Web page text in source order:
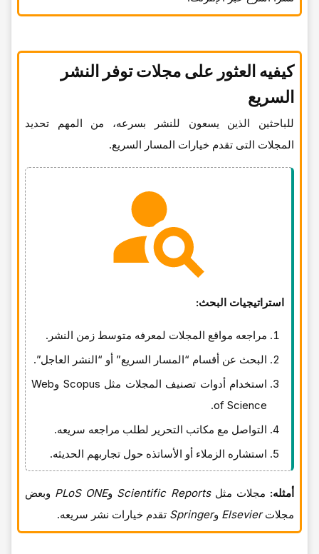
کیفیه العثور على مجلات توفر النشر
السریع
للباحثین الذین یسعون للنشر بسرعه، من المهم تحدید
المجلات التی تقدم خیارات المسار السریع.
استراتیجیات البحث:
مراجعه مواقع المجلات لمعرفه متوسط زمن النشر.
البحث عن أقسام “المسار السریع” أو “النشر العاجل”.
استخدام أدوات تصنیف المجلات مثل Scopus وWeb
of Science.
التواصل مع مکاتب التحریر لطلب مراجعه سریعه.
استشاره الزملاء أو الأساتذه حول تجاربهم الحدیثه.
أمثله: مجلات مثلScientific Reports وPLoS ONE وبعض
مجلاتElsevier وSpringer تقدم خیارات نشر سریعه.